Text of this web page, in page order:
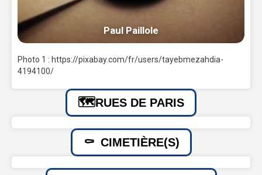
Paul Paillole
Photo 1 : https://pixabay.com/fr/users/tayebmezahdia-
4194100/
RUES DE PARIS
CIMETIÈRE(S)